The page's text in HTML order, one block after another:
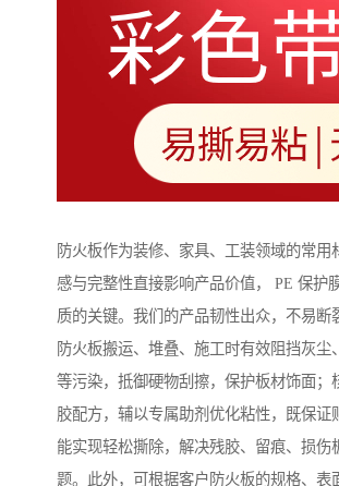
防火板作为装修、家具、工装领域的常用
感与完整性直接影响产品价值， PE 保护
质的关键。我们的产品韧性出众，不易断
防火板搬运、堆叠、施工时有效阻挡灰尘
等污染，抵御硬物刮擦，保护板材饰面；
胶配方，辅以专属助剂优化粘性，既保证
能实现轻松撕除，解决残胶、留痕、损伤
题。此外，可根据客户防火板的规格、表